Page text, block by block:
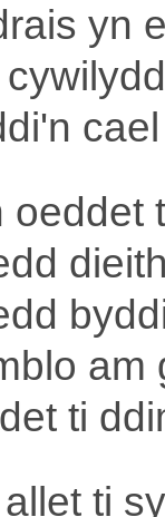
yn
oeddet
am
ti
ti